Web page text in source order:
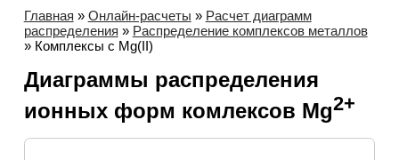
Главная » Онлайн-расчеты » Расчет диаграмм
распределения » Распределение комплексов металлов
» Комплексы с Mg(II)
Диаграммы распределения
ионных форм комлексов Mg2+